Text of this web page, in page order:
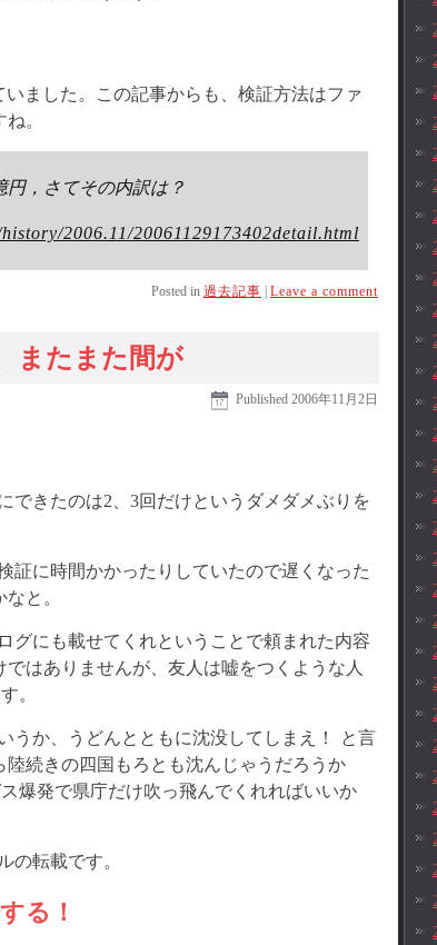
いました。この記事からも、検証方法はファ
。
円，さてその内訳は？
2006.11/20061129173402detail.html
Posted in 過去記事 Leave a comment
またまた間が
Published 2006年11月2日
できたのは2、3回だけというダメダメぶりを
証に時間かかったりしていたので遅くなった
と。
グにも載せてくれということで頼まれた内容
はありませんが、友人は嘘をつくような人
。
うか、うどんとともに沈没してしまえ！ と言
続きの四国もろとも沈んじゃうだろうか
爆発で県庁だけ吹っ飛んでくれればいいか
の転載です。
る！